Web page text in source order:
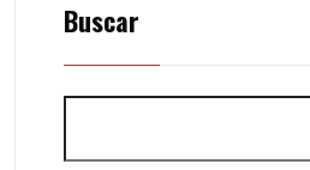
Buscar